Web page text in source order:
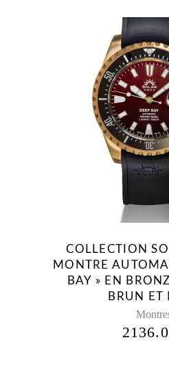
COLLECTION
MONTRE
BAY » EN
BRUN ET